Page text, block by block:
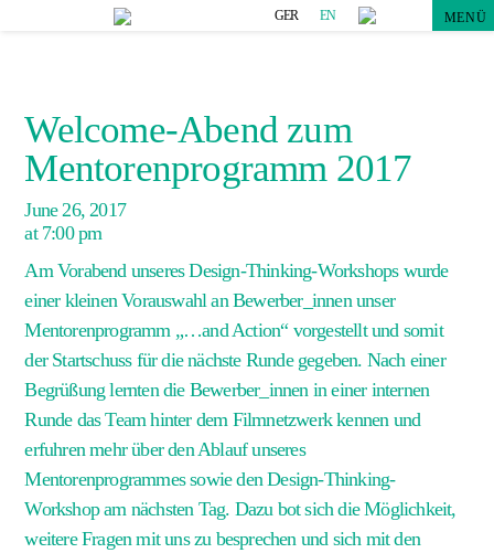
GER EN MENÜ
Welcome-Abend zum
Mentorenprogramm 2017
June 26, 2017
at 7:00 pm
Am Vorabend unseres Design-Thinking-Workshops wurde
einer kleinen Vorauswahl an Bewerber_innen unser
Mentorenprogramm „…and Action“ vorgestellt und somit
der Startschuss für die nächste Runde gegeben. Nach einer
Begrüßung lernten die Bewerber_innen in einer internen
Runde das Team hinter dem Filmnetzwerk kennen und
erfuhren mehr über den Ablauf unseres
Mentorenprogrammes sowie den Design-Thinking-
Workshop am nächsten Tag. Dazu bot sich die Möglichkeit,
weitere Fragen mit uns zu besprechen und sich mit den